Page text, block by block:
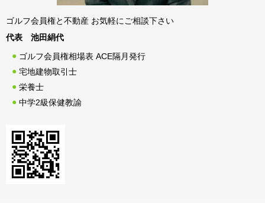
ゴルフ会員権と不動産 お気軽にご相談下さい
代表 池田絹代
ゴルフ会員権相場表 ACE隔月発行
宅地建物取引士
栄養士
中学2級保健教諭